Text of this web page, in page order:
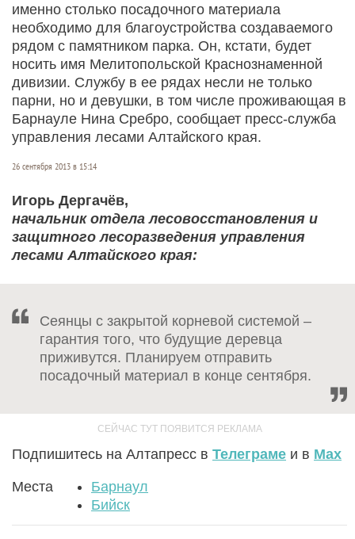
именно столько посадочного материала
необходимо для благоустройства создаваемого
рядом с памятником парка. Он, кстати, будет
носить имя Мелитопольской Краснознаменной
дивизии. Службу в ее рядах несли не только
парни, но и девушки, в том числе проживающая в
Барнауле Нина Сребро, сообщает пресс-служба
управления лесами Алтайского края.
26 сентября 2013 в 15:14
Игорь Дергачёв,
начальник отдела лесовосстановления и
защитного лесоразведения управления
лесами Алтайского края:
Сеянцы с закрытой корневой системой –
гарантия того, что будущие деревца
приживутся. Планируем отправить
посадочный материал в конце сентября.
Подпишитесь на Алтапресс в Телеграме и в Max
Места
Барнаул
Бийск